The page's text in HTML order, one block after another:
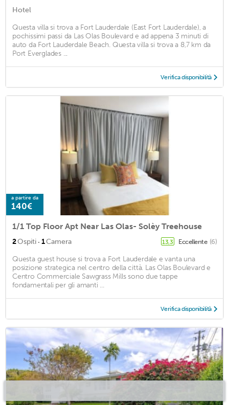
Hotel
Questa villa si trova a Fort Lauderdale (East Fort Lauderdale), a
pochissimi passi da Las Olas Boulevard e ad appena 3 minuti di
auto da Fort Lauderdale Beach. Questa villa si trova a 8,7 km da
Port Everglades ...
Verifica disponibilità
a partire da
140€
1/1 Top Floor Apt Near Las Olas- Solèy Treehouse
2Ospiti · 1Camera 13,3 Eccellente (6)
Questa guest house si trova a Fort Lauderdale e vanta una
posizione strategica nel centro della città. Las Olas Boulevard e
Centro Commerciale Sawgrass Mills sono due tappe
fondamentali per gli amanti ...
Verifica disponibilità